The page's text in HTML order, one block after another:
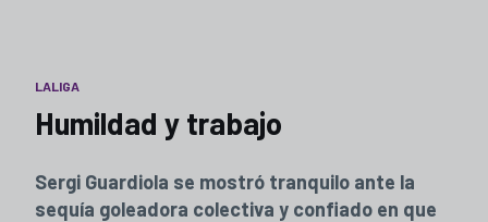
LALIGA
Humildad y trabajo
Sergi Guardiola se mostró tranquilo ante la
sequía goleadora colectiva y confiado en que